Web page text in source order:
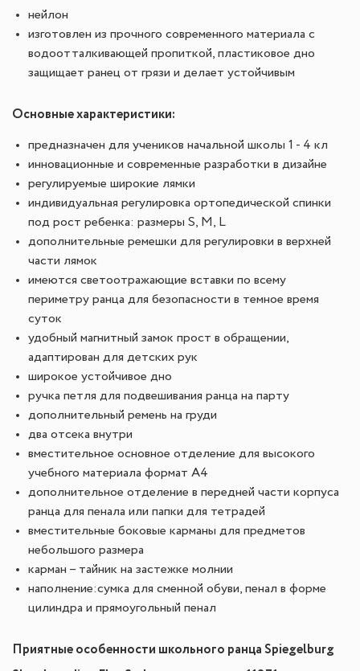
нейлон
изготовлен из прочного современного материала с
водоотталкивающей пропиткой, пластиковое дно
защищает ранец от грязи и делает устойчивым
Основные характеристики:
предназначен для учеников начальной школы 1 - 4 кл
инновационные и современные разработки в дизайне
регулируемые широкие лямки
индивидуальная регулировка ортопедической спинки
под рост ребенка: размеры S, М, L
дополнительные ремешки для регулировки в верхней
части лямок
имеются светоотражающие вставки по всему
периметру ранца для безопасности в темное время
суток
удобный магнитный замок прост в обращении,
адаптирован для детских рук
широкое устойчивое дно
ручка петля для подвешивания ранца на парту
дополнительный ремень на груди
два отсека внутри
вместительное основное отделение для высокого
учебного материала формат А4
дополнительное отделение в передней части корпуса
ранца для пенала или папки для тетрадей
вместительные боковые карманы для предметов
небольшого размера
карман – тайник на застежке молнии
наполнение:сумка для сменной обуви, пенал в форме
цилиндра и прямоугольный пенал
Приятные особенности школьного ранца Spiegelburg